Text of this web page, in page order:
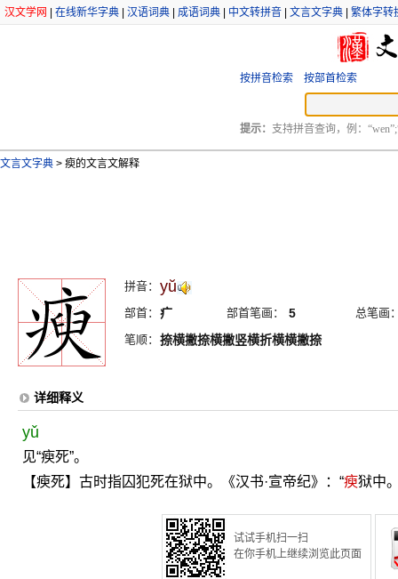
汉文学网 在线新华字典 汉语词典 成语词典 中文转拼音 文言文字典 繁体字转
按拼音检索 按部首检索
提示： 支持拼音查询，例：
文言文字典 > 瘐的文言文解释
拼音： yŭ
部首： 疒 部首笔画： 5
总笔画
笔顺： 捺横撇捺横撇竖横折横横撇捺
详细释义
yǔ
见“瘐死”。
【瘐死】古时指囚犯死在狱中。《汉书·宣帝纪》：“瘐狱中
试试手机扫一扫
在你手机上继续浏览此页面